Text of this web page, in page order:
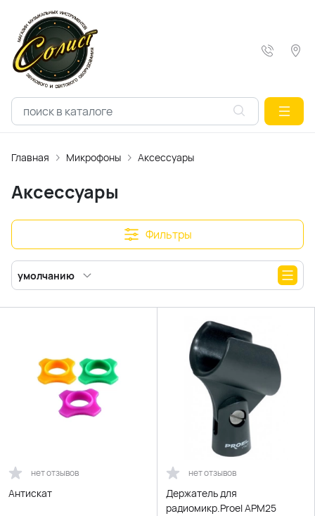
Главная Микрофоны Аксессуары
Аксессуары
Фильтры
умолчанию
нет отзывов
Антискат
нет отзывов
Держатель для
радиомикр.Proel APM25